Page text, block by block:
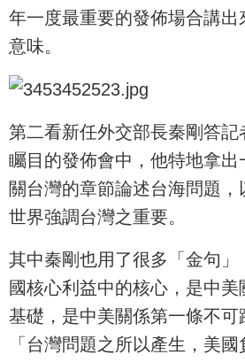
年一度最重要的發佈場合講出
意味。
第二看新任外交部長秦剛答記
矚目的發佈會中，他特地拿
關台灣的章節論述台海問題，
世界強調台灣之重要。
其中秦剛也用了很多「金句」
國核心利益中的核心，是中
基礎，是中美關係第一條不可
「台灣問題之所以產生，美